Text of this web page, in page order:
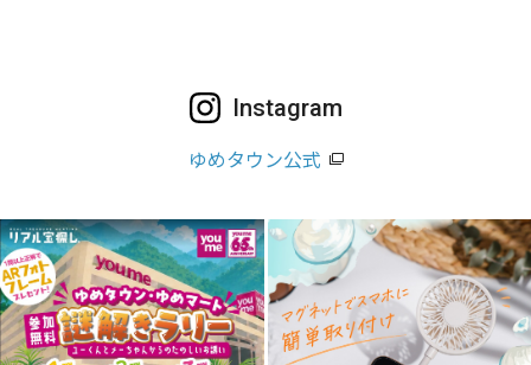
Instagram
ゆめタウン公式